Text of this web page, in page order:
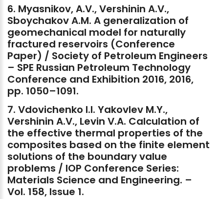
6. Myasnikov,A.V.,Vershinin A.V.,
SboychakovA.M. A generalization of
geomechanical model for naturally
fractured reservoirs (Conference
Paper) / Society of Petroleum Engineers
– SPE Russian Petroleum Technology
Conference and Exhibition 2016, 2016,
pp. 1050–1091.
7. Vdovichenko I.I. Yakovlev M.Y.,
Vershinin A.V., Levin V.A. Calculation of
the effective thermal properties of the
composites based on the finite element
solutions of the boundaryvalue
problems / IOP Conference Series:
Materials Science and Engineering. –
Vol. 158, Issue 1.